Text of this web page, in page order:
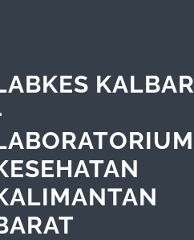
KALBAR